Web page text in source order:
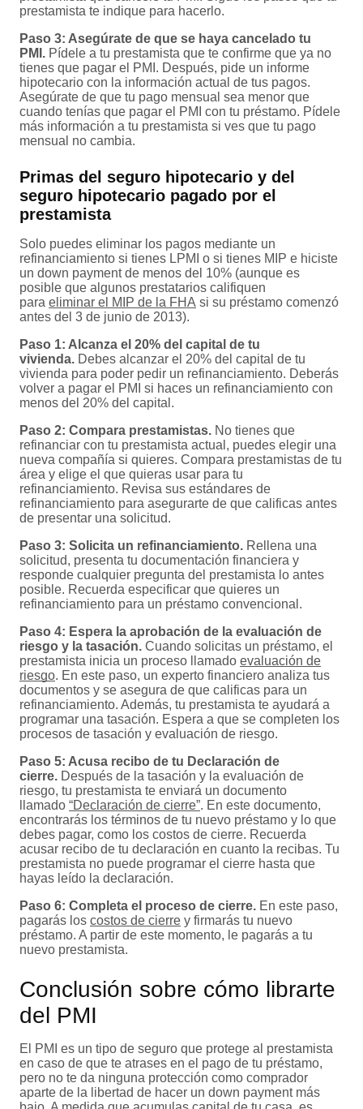
prestamista te indique para hacerlo.
Paso 3: Asegúrate de que se haya cancelado tu
PMI. Pídele a tu prestamista que te confirme que ya no
tienes que pagar el PMI. Después, pide un informe
hipotecario con la información actual de tus pagos.
Asegúrate de que tu pago mensual sea menor que
cuando tenías que pagar el PMI con tu préstamo. Pídele
más información a tu prestamista si ves que tu pago
mensual no cambia.
Primas del seguro hipotecario y del
seguro hipotecario pagado por el
prestamista
Solo puedes eliminar los pagos mediante un
refinanciamiento si tienes LPMI o si tienes MIP e hiciste
un down payment de menos del 10% (aunque es
posible que algunos prestatarios califiquen
para eliminar el MIP de la FHA si su préstamo comenzó
antes del 3 de junio de 2013).
Paso 1: Alcanza el 20% del capital de tu
vivienda. Debes alcanzar el 20% del capital de tu
vivienda para poder pedir un refinanciamiento. Deberás
volver a pagar el PMI si haces un refinanciamiento con
menos del 20% del capital.
Paso 2: Compara prestamistas. No tienes que
refinanciar con tu prestamista actual, puedes elegir una
nueva compañía si quieres. Compara prestamistas de tu
área y elige el que quieras usar para tu
refinanciamiento. Revisa sus estándares de
refinanciamiento para asegurarte de que calificas antes
de presentar una solicitud.
Paso 3: Solicita un refinanciamiento. Rellena una
solicitud, presenta tu documentación financiera y
responde cualquier pregunta del prestamista lo antes
posible. Recuerda especificar que quieres un
refinanciamiento para un préstamo convencional.
Paso 4: Espera la aprobación de la evaluación de
riesgo y la tasación. Cuando solicitas un préstamo, el
prestamista inicia un proceso llamado evaluación de
riesgo. En este paso, un experto financiero analiza tus
documentos y se asegura de que calificas para un
refinanciamiento. Además, tu prestamista te ayudará a
programar una tasación. Espera a que se completen los
procesos de tasación y evaluación de riesgo.
Paso 5: Acusa recibo de tu Declaración de
cierre. Después de la tasación y la evaluación de
riesgo, tu prestamista te enviará un documento
llamado “Declaración de cierre”. En este documento,
encontrarás los términos de tu nuevo préstamo y lo que
debes pagar, como los costos de cierre. Recuerda
acusar recibo de tu declaración en cuanto la recibas. Tu
prestamista no puede programar el cierre hasta que
hayas leído la declaración.
Paso 6: Completa el proceso de cierre. En este paso,
pagarás los costos de cierre y firmarás tu nuevo
préstamo. A partir de este momento, le pagarás a tu
nuevo prestamista.
Conclusión sobre cómo librarte
del PMI
El PMI es un tipo de seguro que protege al prestamista
en caso de que te atrases en el pago de tu préstamo,
pero no te da ninguna protección como comprador
aparte de la libertad de hacer un down payment más